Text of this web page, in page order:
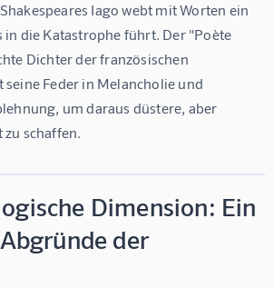
Iago webt mit Worten ein
in die Katastrophe führt. Der "Poète
Dichter der französischen
Feder in Melancholie und
um daraus düstere, aber
schaffen.
Dimension: Ein
der